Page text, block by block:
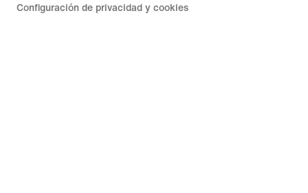
Configuración de privacidad y cookies